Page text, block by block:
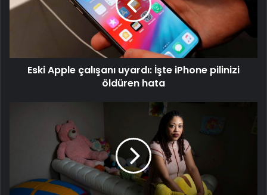
İşte
hata
Eski Apple çalışanı uyardı: İşte iPhone pilinizi
öldüren hata
Peki